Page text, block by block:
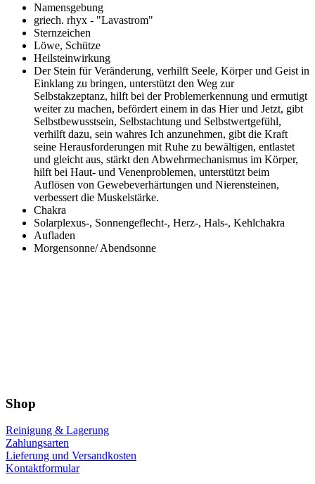
Namensgebung
griech. rhyx - "Lavastrom"
Sternzeichen
Löwe, Schütze
Heilsteinwirkung
Der Stein für Veränderung, verhilft Seele, Körper und Geist in
Einklang zu bringen, unterstützt den Weg zur
Selbstakzeptanz, hilft bei der Problemerkennung und ermutigt
weiter zu machen, befördert einem in das Hier und Jetzt, gibt
Selbstbewusstsein, Selbstachtung und Selbstwertgefühl,
verhilft dazu, sein wahres Ich anzunehmen, gibt die Kraft
seine Herausforderungen mit Ruhe zu bewältigen, entlastet
und gleicht aus, stärkt den Abwehrmechanismus im Körper,
hilft bei Haut- und Venenproblemen, unterstützt beim
Auflösen von Gewebeverhärtungen und Nierensteinen,
verbessert die Muskelstärke.
Chakra
Solarplexus-, Sonnengeflecht-, Herz-, Hals-, Kehlchakra
Aufladen
Morgensonne/ Abendsonne
Shop
Reinigung & Lagerung
Zahlungsarten
Lieferung und Versandkosten
Kontaktformular